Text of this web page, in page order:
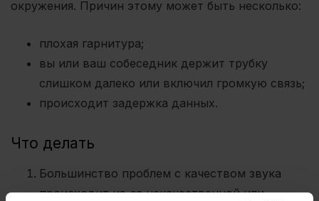
окружения. Причин этому может быть несколько:
плохая гарнитура;
вы или ваш собеседник держит трубку
слишком далеко или включил громкую связь;
происходит задержка данных.
Что делать
Большинство проблем с качеством звука
происходит из-за некачественной или